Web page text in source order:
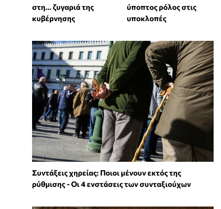
στη… ζυγαριά της
κυβέρνησης
ύποπτος ρόλος στις
υποκλοπές
Συντάξεις χηρείας: Ποιοι μένουν εκτός της
ρύθμισης - Οι 4 ενστάσεις των συνταξιούχων